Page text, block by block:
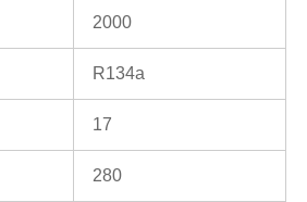
2000
R134a
17
280